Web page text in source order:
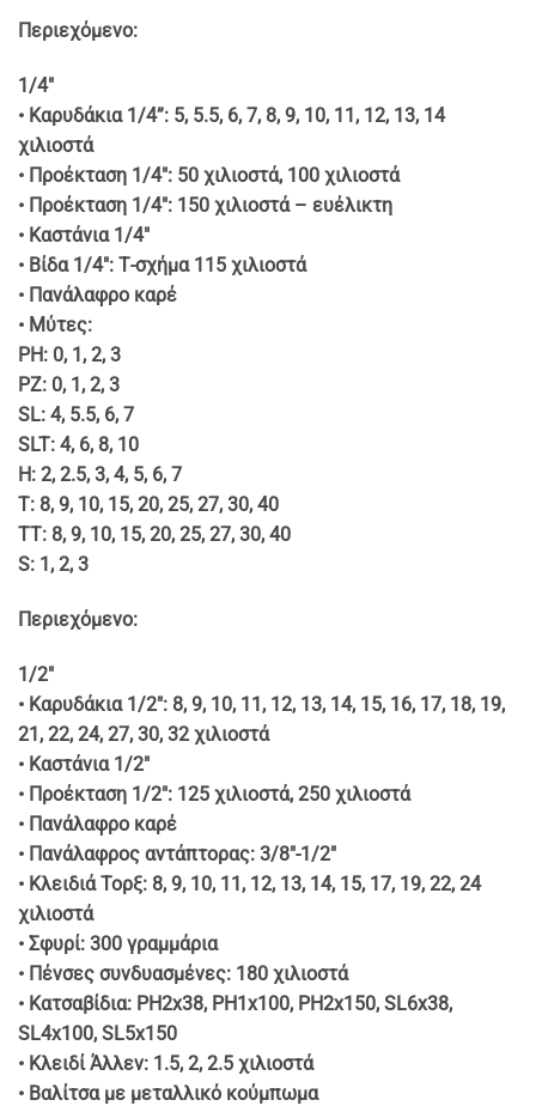
Περιεχόμενο:
1/4″
• Καρυδάκια 1/4”: 5, 5.5, 6, 7, 8, 9, 10, 11, 12, 13, 14
χιλιοστά
• Προέκταση 1/4″: 50 χιλιοστά, 100 χιλιοστά
• Προέκταση 1/4″: 150 χιλιοστά – ευέλικτη
• Καστάνια 1/4″
• Βίδα 1/4″: Τ-σχήμα 115 χιλιοστά
• Πανάλαφρο καρέ
• Μύτες:
PH: 0, 1, 2, 3
PZ: 0, 1, 2, 3
SL: 4, 5.5, 6, 7
SLT: 4, 6, 8, 10
H: 2, 2.5, 3, 4, 5, 6, 7
T: 8, 9, 10, 15, 20, 25, 27, 30, 40
TT: 8, 9, 10, 15, 20, 25, 27, 30, 40
S: 1, 2, 3
Περιεχόμενο:
1/2″
• Καρυδάκια 1/2″: 8, 9, 10, 11, 12, 13, 14, 15, 16, 17, 18, 19,
21, 22, 24, 27, 30, 32 χιλιοστά
• Καστάνια 1/2″
• Προέκταση 1/2″: 125 χιλιοστά, 250 χιλιοστά
• Πανάλαφρο καρέ
• Πανάλαφρος αντάπτορας: 3/8″-1/2″
• Κλειδιά Τορξ: 8, 9, 10, 11, 12, 13, 14, 15, 17, 19, 22, 24
χιλιοστά
• Σφυρί: 300 γραμμάρια
• Πένσες συνδυασμένες: 180 χιλιοστά
• Κατσαβίδια: PH2x38, PH1x100, PH2x150, SL6x38,
SL4x100, SL5x150
• Κλειδί Άλλεν: 1.5, 2, 2.5 χιλιοστά
• Βαλίτσα με μεταλλικό κούμπωμα